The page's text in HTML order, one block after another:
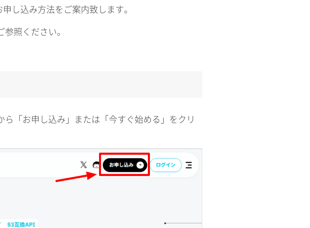
し込み方法をご案内致します。
参照ください。
ら「お申し込み」または「今すぐ始める」をクリ